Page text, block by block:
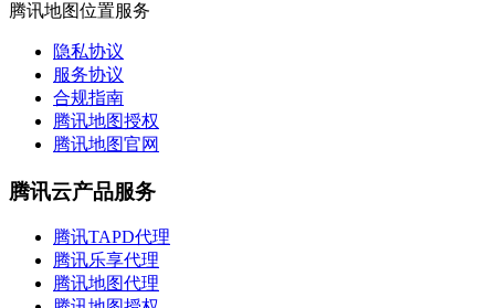
腾讯地图位置服务
隐私协议
服务协议
合规指南
腾讯地图授权
腾讯地图官网
腾讯云产品服务
腾讯TAPD代理
腾讯乐享代理
腾讯地图代理